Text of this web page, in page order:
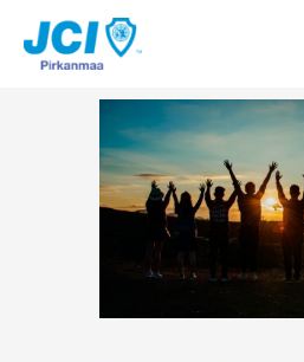
sisältöön